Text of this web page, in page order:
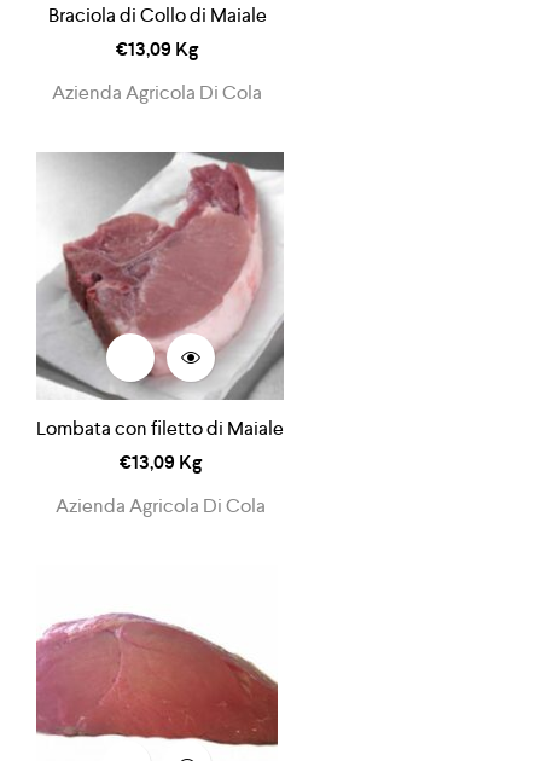
Braciola di Collo di Maiale
€13,09 Kg
Azienda Agricola Di Cola
Lombata con filetto di Maiale
€13,09 Kg
Azienda Agricola Di Cola